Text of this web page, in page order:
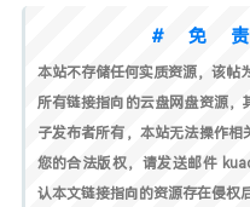
#免
本站不存储任何实质资源，该帖
所有链接指向的云盘网盘资源
子发布者所有，本站无法操作
您的合法版权，请发送邮件
认本文链接指向的资源存在侵权